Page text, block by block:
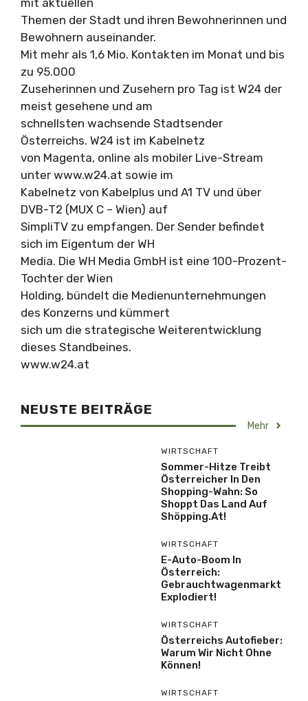
Themen der Stadt und ihren Bewohnerinnen und
Bewohnern auseinander.
Mit mehr als 1,6 Mio. Kontakten im Monat und bis
zu 95.000
Zuseherinnen und Zusehern pro Tag ist W24 der
meist gesehene und am
schnellsten wachsende Stadtsender
Österreichs. W24 ist im Kabelnetz
von Magenta, online als mobiler Live-Stream
unter www.w24.at sowie im
Kabelnetz von Kabelplus und A1 TV und über
DVB-T2 (MUX C – Wien) auf
SimpliTV zu empfangen. Der Sender befindet
sich im Eigentum der WH
Media. Die WH Media GmbH ist eine 100-Prozent-
Tochter der Wien
Holding, bündelt die Medienunternehmungen
des Konzerns und kümmert
sich um die strategische Weiterentwicklung
dieses Standbeines.
www.w24.at
NEUSTE BEITRÄGE
Mehr
WIRTSCHAFT
Sommer-Hitze Treibt
Österreicher In Den
Shopping-Wahn: So
Shoppt Das Land Auf
Shöpping.at!
WIRTSCHAFT
E-Auto-Boom In
Österreich:
Gebrauchtwagenmarkt
Explodiert!
WIRTSCHAFT
Österreichs Autofieber:
Warum Wir Nicht Ohne
Können!
WIRTSCHAFT